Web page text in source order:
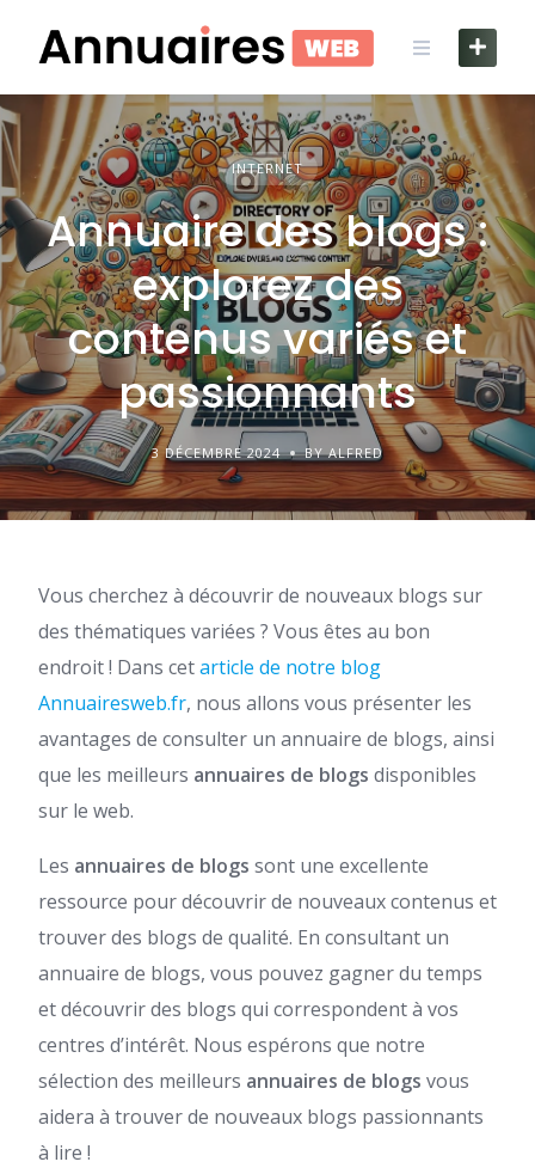
content
INTERNET
Annuaire des blogs :
explorez des
contenus variés et
passionnants
3 DÉCEMBRE 2024 BY ALFRED
Vous cherchez à découvrir de nouveaux blogs sur
des thématiques variées ? Vous êtes au bon
endroit ! Dans cetarticle de notre blog
Annuairesweb.fr, nous allons vous présenter les
avantages de consulter un annuaire de blogs, ainsi
que les meilleurs annuaires de blogs disponibles
sur le web.
Les annuaires de blogs sont une excellente
ressource pour découvrir de nouveaux contenus et
trouver des blogs de qualité. En consultant un
annuaire de blogs, vous pouvez gagner du temps
et découvrir des blogs qui correspondent à vos
centres d’intérêt. Nous espérons que notre
sélection des meilleurs annuaires de blogs vous
aidera à trouver de nouveaux blogs passionnants
à lire !